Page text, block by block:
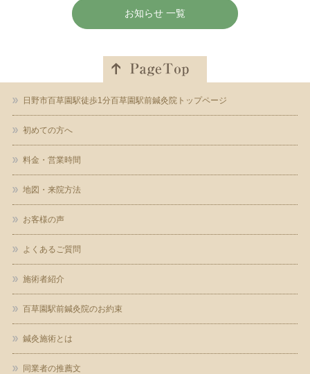
お知らせ 一覧
日野市百草園駅徒歩1分百草園駅前鍼灸院トップページ
初めての方へ
料金・営業時間
地図・来院方法
お客様の声
よくあるご質問
施術者紹介
百草園駅前鍼灸院のお約束
鍼灸施術とは
同業者の推薦文